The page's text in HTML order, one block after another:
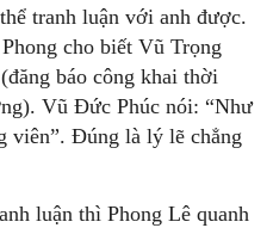
tranh luận với anh được.
cho biết Vũ Trọng
báo công khai thời
Vũ Đức Phúc nói: “Như
viên”. Đúng là lý lẽ chẳng
luận thì Phong Lê quanh